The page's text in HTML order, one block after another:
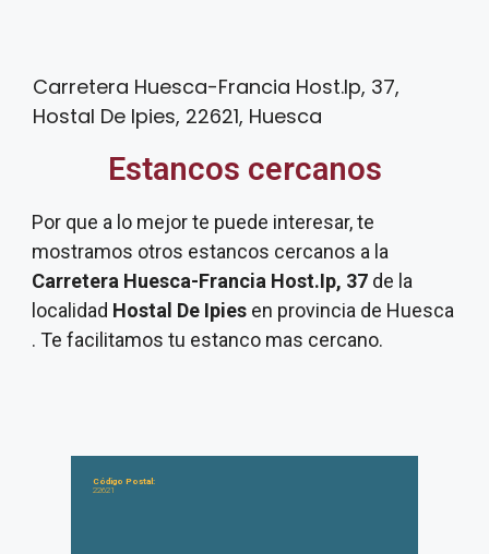
Carretera Huesca-Francia Host.Ip, 37,
Hostal De Ipies, 22621, Huesca
Estancos cercanos
Por que a lo mejor te puede interesar, te
mostramos otros estancos cercanos a la
Carretera Huesca-Francia Host.Ip, 37 de la
localidad Hostal De Ipies en provincia de Huesca
. Te facilitamos tu estanco mas cercano.
Código Postal:
22621